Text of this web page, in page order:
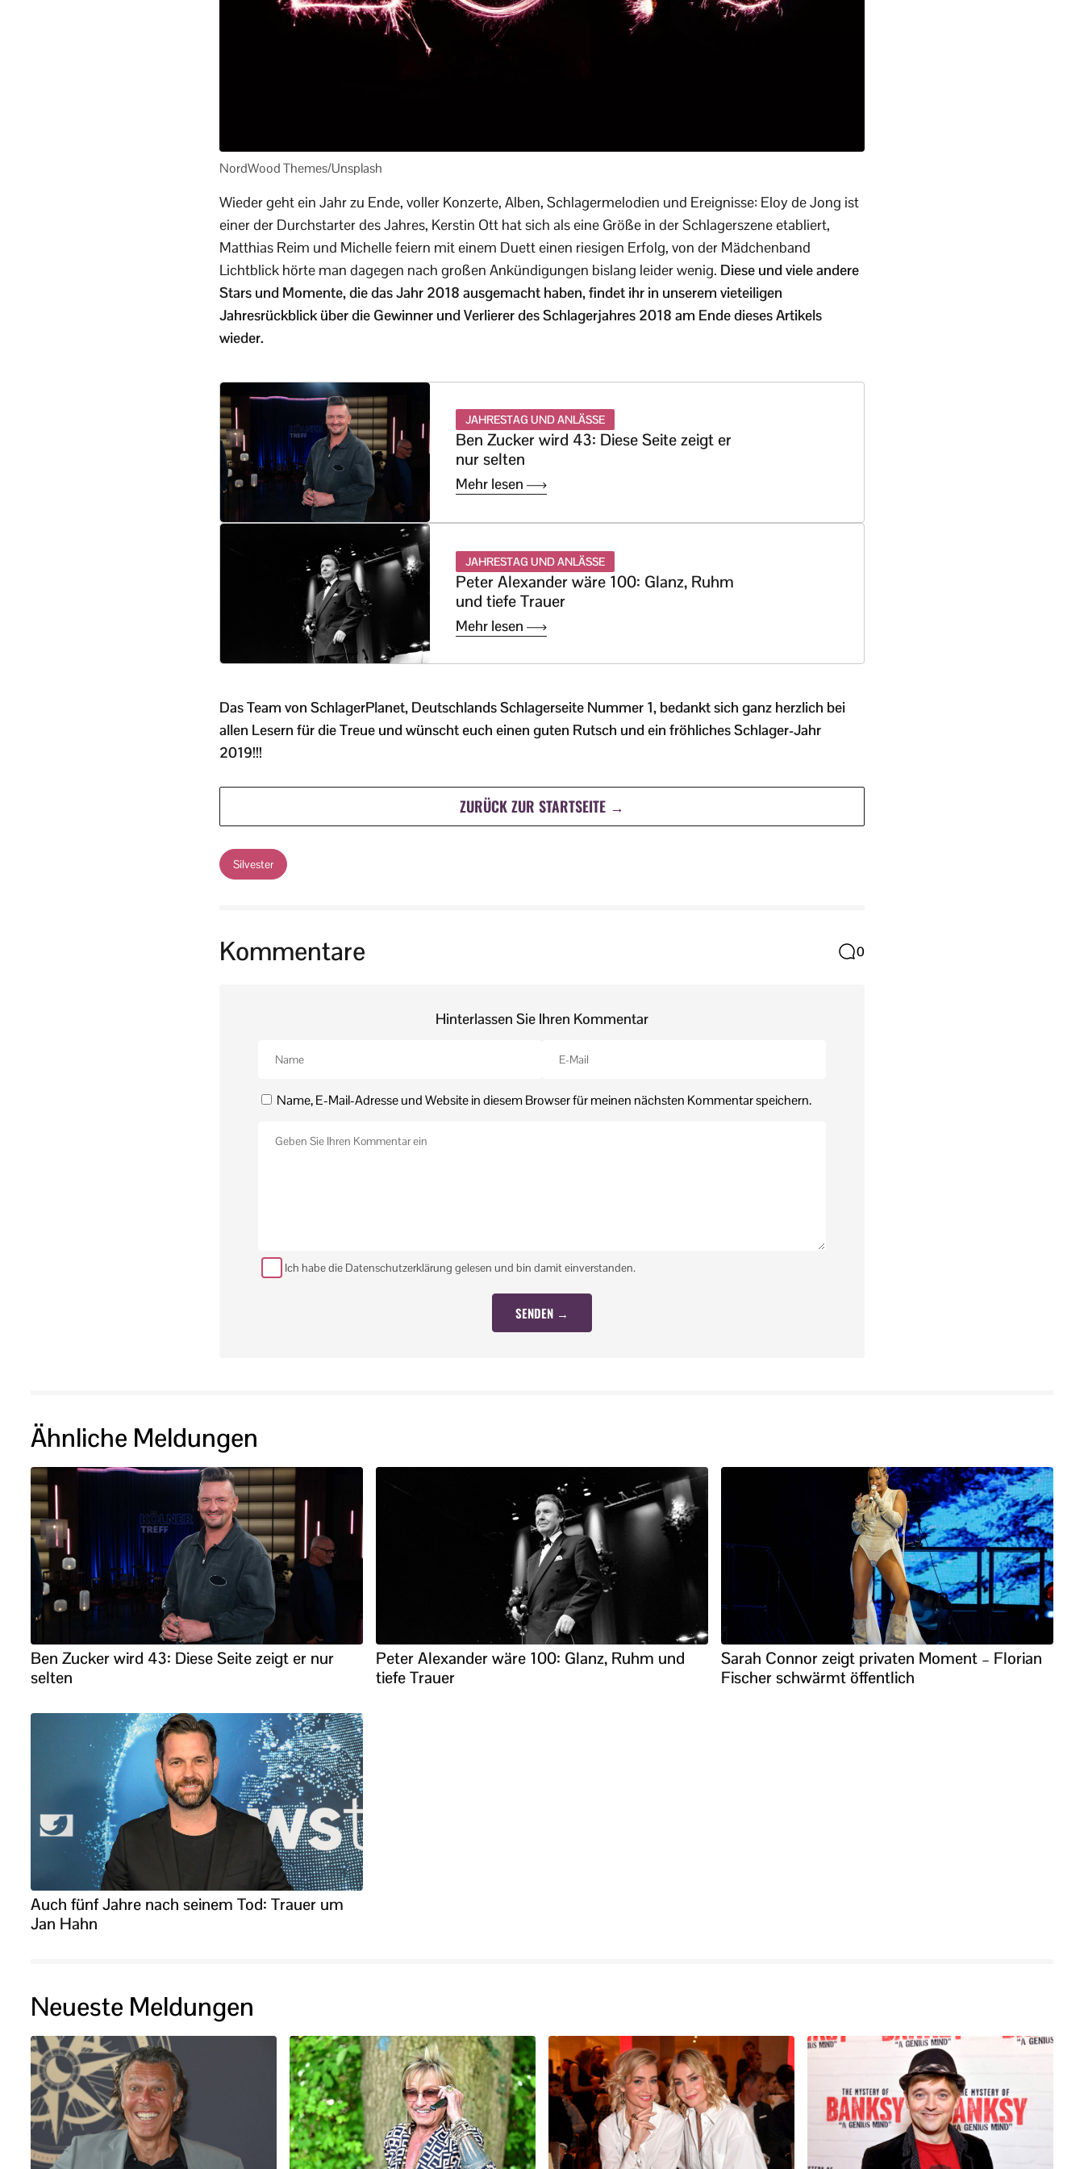
NordWood Themes/Unsplash
Wieder geht ein Jahr zu Ende, voller Konzerte, Alben, Schlagermelodien und Ereignisse: Eloy de Jong ist
einer der Durchstarter des Jahres, Kerstin Ott hat sich als eine Größe in der Schlagerszene etabliert,
Matthias Reim und Michelle feiern mit einem Duett einen riesigen Erfolg, von der Mädchenband
Lichtblick hörte man dagegen nach großen Ankündigungen bislang leider wenig. Diese und viele andere
Stars und Momente, die das Jahr 2018 ausgemacht haben, findet ihr in unserem vieteiligen
Jahresrückblick über die Gewinner und Verlierer des Schlagerjahres 2018 am Ende dieses Artikels
wieder.
JAHRESTAG UND ANLÄSSE
Ben Zucker wird 43: Diese Seite zeigt er
nur selten
Mehr lesen
JAHRESTAG UND ANLÄSSE
Peter Alexander wäre 100: Glanz, Ruhm
und tiefe Trauer
Mehr lesen
Das Team von SchlagerPlanet, Deutschlands Schlagerseite Nummer 1, bedankt sich ganz herzlich bei
allen Lesern für die Treue und wünscht euch einen guten Rutsch und ein fröhliches Schlager-Jahr
2019!!!
ZURÜCK ZUR STARTSEITE →
Silvester
Kommentare 0
Hinterlassen Sie Ihren Kommentar
Name, E-Mail-Adresse und Website in diesem Browser für meinen nächsten Kommentar speichern.
Ich habe die Datenschutzerklärung gelesen und bin damit einverstanden.
Ähnliche Meldungen
Ben Zucker wird 43: Diese Seite zeigt er nur
selten
Peter Alexander wäre 100: Glanz, Ruhm und
tiefe Trauer
Sarah Connor zeigt privaten Moment – Florian
Fischer schwärmt öffentlich
Auch fünf Jahre nach seinem Tod: Trauer um
Jan Hahn
Neueste Meldungen